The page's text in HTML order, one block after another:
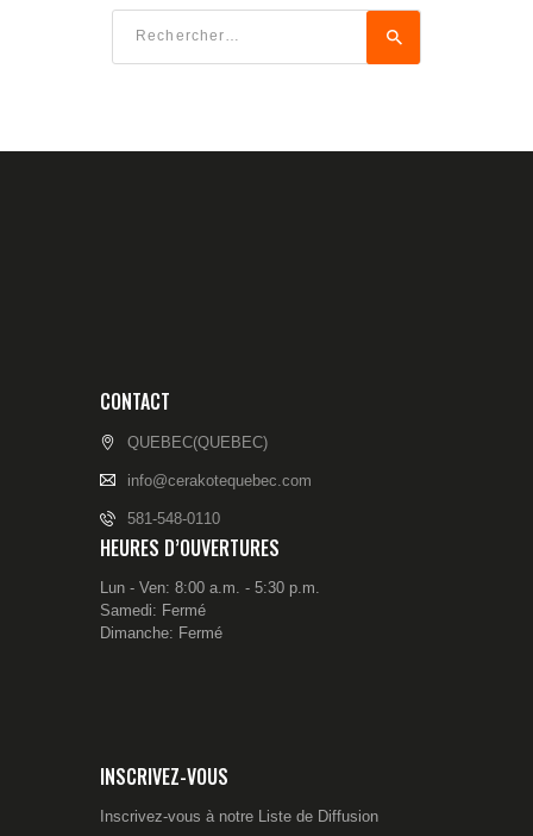
CONTACT
QUEBEC(QUEBEC)
info@cerakotequebec.com
581-548-0110
HEURES D’OUVERTURES
Lun - Ven: 8:00 a.m. - 5:30 p.m.
Samedi: Fermé
Dimanche: Fermé
INSCRIVEZ-VOUS
Inscrivez-vous à notre Liste de Diffusion